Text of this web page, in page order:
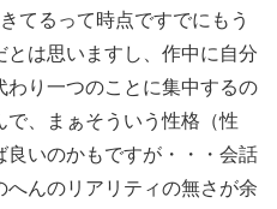
てるって時点ですでにもう
は思いますし、作中に自分
り一つのことに集中するの
、まぁそういう性格（性
いのかもですが・・・会話
んのリアリティの無さが余